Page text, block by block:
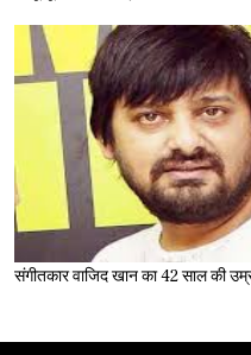
संगीतकार वाजिद खान का